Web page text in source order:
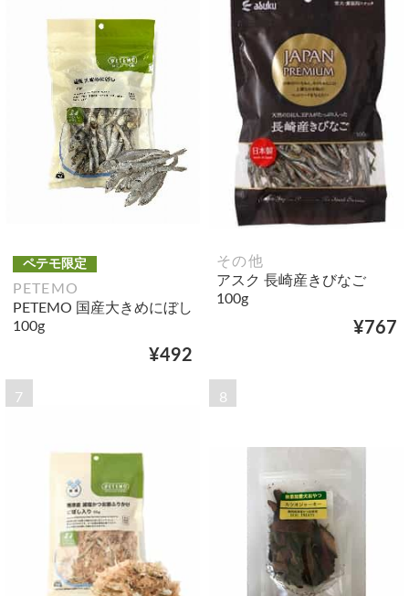
ペテモ限定
PETEMO
PETEMO 国産大きめにぼし
100g
¥492
その他
アスク 長崎産きびなご
100g
¥767
7 8